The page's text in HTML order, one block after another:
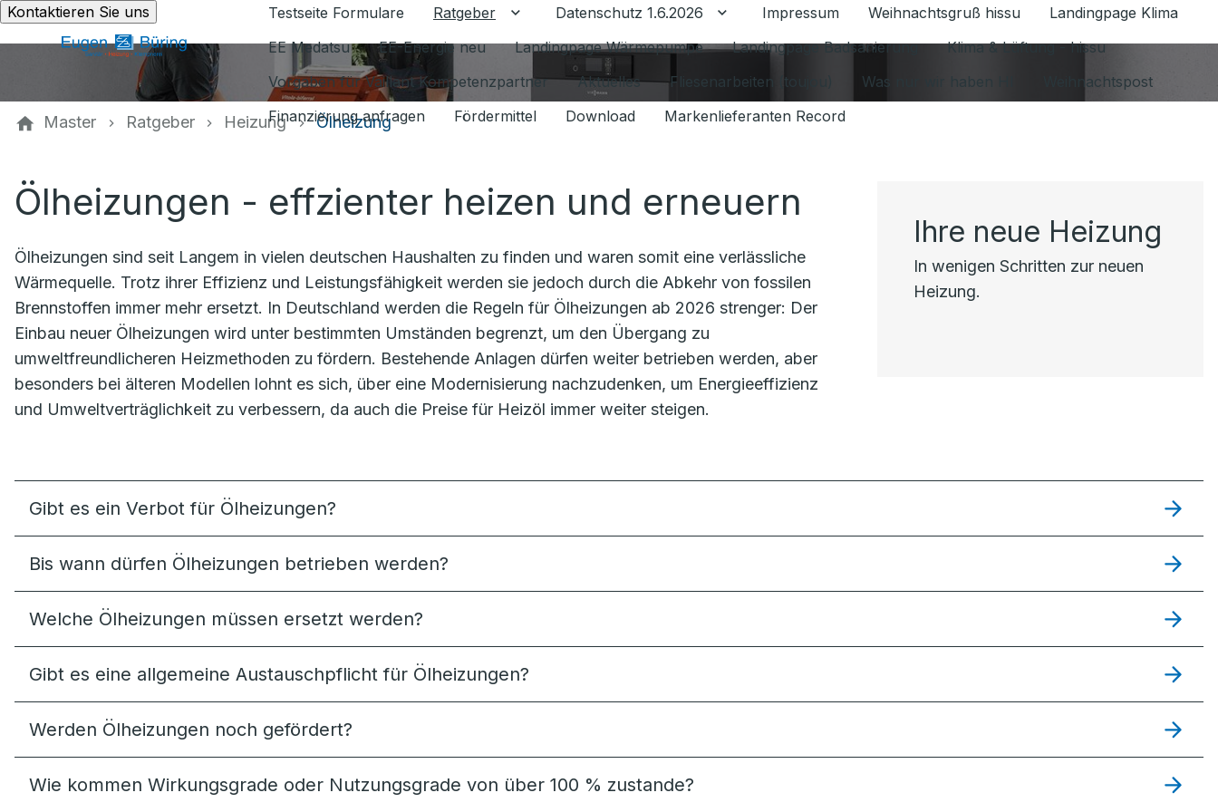
Kontaktieren Sie uns Testseite Formulare Ratgeber Untermenü für Ratgeber umschalten
Datenschutz 1.6.2026 Untermenü für Datenschutz 1.6.2026 umschalten
Impressum Weihnachtsgruß hissu
Landingpage Klima
EE Medatsu
EE-Energie neu Landingpage Wärmepumpe Landingpage Badsanierung
Klima & Lüftung - hissu
Vorgaben für Vaillant Kompetenzpartner
Aktuelles Fliesenarbeiten (toujou) Was nur wir haben HI
Weihnachtspost
Finanzierung anfragen
Fördermittel Download Markenlieferanten Record
Master Ratgeber Heizung Ölheizung
Ölheizungen - effzienter heizen und erneuern
Ölheizungen sind seit Langem in vielen deutschen Haushalten zu finden und waren somit eine verlässliche
Wärmequelle. Trotz ihrer Effizienz und Leistungsfähigkeit werden sie jedoch durch die Abkehr von fossilen
Brennstoffen immer mehr ersetzt. In Deutschland werden die Regeln für Ölheizungen ab 2026 strenger: Der
Einbau neuer Ölheizungen wird unter bestimmten Umständen begrenzt, um den Übergang zu
umweltfreundlicheren Heizmethoden zu fördern. Bestehende Anlagen dürfen weiter betrieben werden, aber
besonders bei älteren Modellen lohnt es sich, über eine Modernisierung nachzudenken, um Energieeffizienz
und Umweltverträglichkeit zu verbessern, da auch die Preise für Heizöl immer weiter steigen.
Ihre neue Heizung
In wenigen Schritten zur neuen
Heizung.
Gibt es ein Verbot für Ölheizungen?
Bis wann dürfen Ölheizungen betrieben werden?
Welche Ölheizungen müssen ersetzt werden?
Gibt es eine allgemeine Austauschpflicht für Ölheizungen?
Werden Ölheizungen noch gefördert?
Wie kommen Wirkungsgrade oder Nutzungsgrade von über 100 % zustande?